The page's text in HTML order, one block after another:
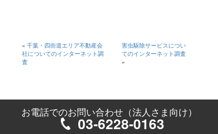
« 千葉・四街道エリア不動産会
社についてのインターネット調
査
害虫駆除サービスについ
てのインターネット調査
»
お電話でのお問い合わせ（法人さま向け）
03-6228-0163